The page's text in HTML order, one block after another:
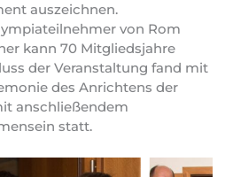
auszeichnen.
von Rom
kann 70 Mitgliedsjahre
der Veranstaltung fand mit
des Anrichtens der
anschließendem
statt.